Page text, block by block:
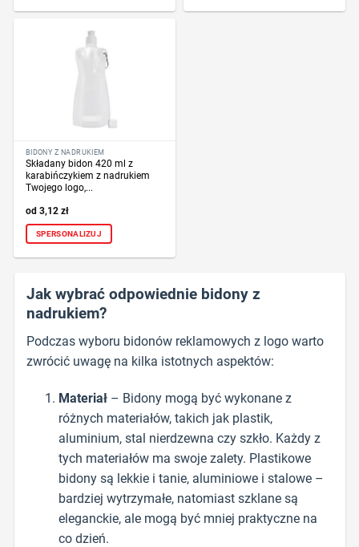
BIDONY Z NADRUKIEM
Składany bidon 420 ml z
karabińczykiem z nadrukiem
Twojego logo,...
3,12 zł
SPERSONALIZUJ
Jak wybrać odpowiednie bidony z
nadrukiem?
Podczas wyboru bidonów reklamowych z logo warto
zwrócić uwagę na kilka istotnych aspektów:
Materiał– Bidony mogą być wykonane z
różnych materiałów, takich jak plastik,
aluminium, stal nierdzewna czy szkło. Każdy z
tych materiałów ma swoje zalety. Plastikowe
bidony są lekkie i tanie, aluminiowe i stalowe –
bardziej wytrzymałe, natomiast szklane są
eleganckie, ale mogą być mniej praktyczne na
co dzień.